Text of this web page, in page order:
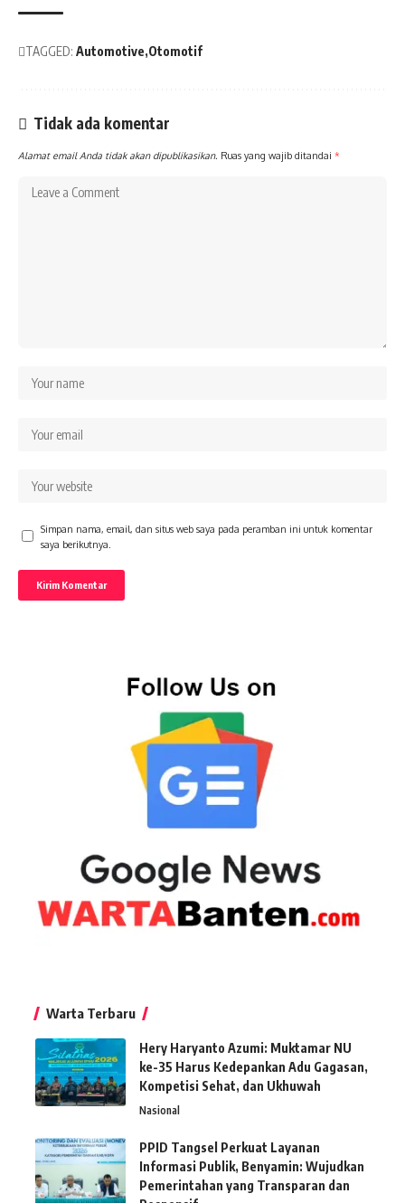
TAGGED: Automotive Otomotif
Tidak ada komentar
Alamat email Anda tidak akan dipublikasikan. Ruas yang wajib ditandai *
Simpan nama, email, dan situs web saya pada peramban ini untuk komentar
saya berikutnya.
Warta Terbaru
Hery Haryanto Azumi: Muktamar NU
ke-35 Harus Kedepankan Adu Gagasan,
Kompetisi Sehat, dan Ukhuwah
Nasional
PPID Tangsel Perkuat Layanan
Informasi Publik, Benyamin: Wujudkan
Pemerintahan yang Transparan dan